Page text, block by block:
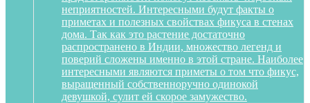
неприятностей. Интересными будут факты о
приметах и полезных свойствах фикуса в стенах
дома. Так как это растение достаточно
распространено в Индии, множество легенд и
поверий сложены именно в этой стране. Наиболее
интересными являются приметы о том что фикус,
выращенный собственноручно одинокой
девушкой, сулит ей скорое замужество.